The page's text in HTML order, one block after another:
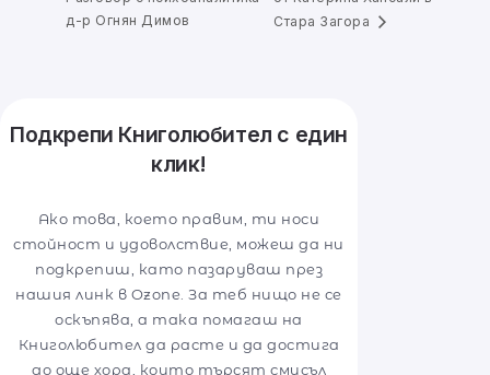
д-р Огнян Димов
Стара Загора
Подкрепи Книголюбител с един
клик!
Ако това, което правим, ти носи
стойност и удоволствие, можеш да ни
подкрепиш, като пазаруваш през
нашия линк в Ozone. За теб нищо не се
оскъпява, а така помагаш на
Книголюбител да расте и да достига
до още хора, които търсят смисъл